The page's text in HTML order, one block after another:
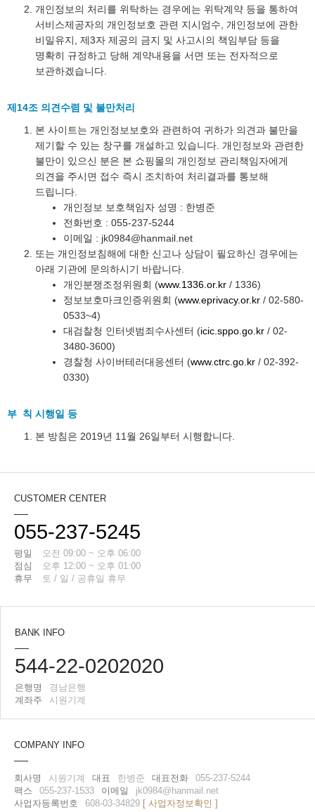
개인정보의 처리를 위탁하는 경우에는 위탁계약 등을 통하여
서비스제공자의 개인정보호 관련 지시엄수, 개인정보에 관한
비밀유지, 제3자 제공의 금지 및 사고시의 책임부담 등을
명확히 규정하고 당해 계약내용을 서면 또는 전자적으로
보관하겠습니다.
제14조 의견수렴 및 불만처리
본 사이트는 개인정보보호와 관련하여 귀하가 의견과 불만을
제기할 수 있는 창구를 개설하고 있습니다. 개인정보와 관련한
불만이 있으신 분은 본 쇼핑몰의 개인정보 관리책임자에게
의견을 주시면 접수 즉시 조치하여 처리결과를 통보해
드립니다.
개인정보 보호책임자 성명 : 한병준
전화번호 : 055-237-5244
이메일 : jk0984@hanmail.net
또는 개인정보침해에 대한 신고나 상담이 필요하신 경우에는
아래 기관에 문의하시기 바랍니다.
개인분쟁조정위원회 (www.1336.or.kr / 1336)
정보보호마크인증위원회 (www.eprivacy.or.kr / 02-580-
0533~4)
대검찰청 인터넷범죄수사센터 (icic.sppo.go.kr / 02-
3480-3600)
경찰청 사이버테러대응센터 (www.ctrc.go.kr / 02-392-
0330)
부 칙 시행일 등
본 방침은 2019년 11월 26일부터 시행합니다.
CUSTOMER CENTER
055-237-5245
평일
오전 09:00 ~ 오후 06:00
점심
오후 12:00 ~ 오후 01:00
휴무
토 / 일 / 공휴일 휴무
BANK INFO
544-22-0202020
은행명
경남은행
계좌주
시원기계
COMPANY INFO
회사명 시원기계 대표 한병준 대표전화
055-237-5244
팩스
055-237-1533 이메일
jk0984@hanmail.net
사업자등록번호
608-03-34829 [ 사업자정보확인 ]